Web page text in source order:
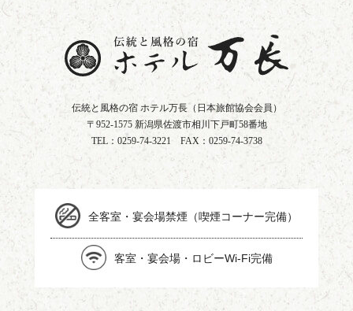
伝統と風格の宿 ホテル万長（日本旅館協会会員）
〒952-1575 新潟県佐渡市相川下戸町58番地
TEL： 0259-74-3221 FAX：0259-74-3738
全客室・宴会場禁煙（喫煙コーナー完備）
客室・宴会場・ロビーWi-Fi完備